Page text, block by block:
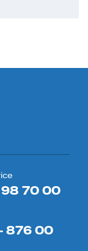
98 70 00
876 00